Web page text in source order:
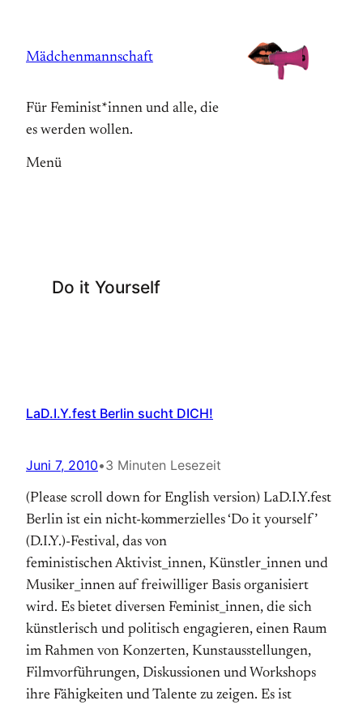
springen
Mädchenmannschaft
Für Feminist*innen und alle, die
es werden wollen.
Menü
Do it Yourself
LaD.I.Y.fest Berlin sucht DICH!
Juni 7, 2010•3 Minuten Lesezeit
(Please scroll down for English version) LaD.I.Y.fest
Berlin ist ein nicht-kommerzielles ‘Do it yourself’
(D.I.Y.)-Festival, das von
feministischen Aktivist_innen, Künstler_innen und
Musiker_innen auf freiwilliger Basis organisiert
wird. Es bietet diversen Feminist_innen, die sich
künstlerisch und politisch engagieren, einen Raum
im Rahmen von Konzerten, Kunstausstellungen,
Filmvorführungen, Diskussionen und Workshops
ihre Fähigkeiten und Talente zu zeigen. Es ist